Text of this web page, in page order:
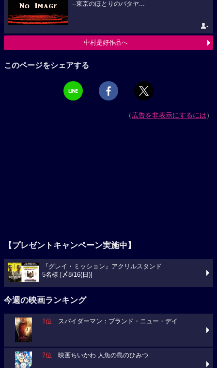
--東京のほとりのバタヤ...
-
中村是好作品へ
このページをシェアする
（広告を非表示にするには）
【プレゼントキャンペーン実施中】
『グレイ・ミッション』アクリルスタンド
5名様 [〆8/16(日)]
今週の映画ランキング
1位 スパイダーマン：ブランド・ニュー・デイ
2位 映画ちいかわ 人魚の島のひみつ